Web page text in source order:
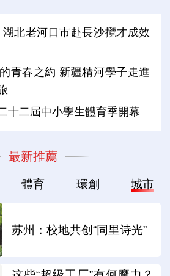
北老河口市赴長沙攬才成效
青春之約 新疆精河學子走進
十二屆中小學生體育季開幕
最新推薦
體育 環創 城市
苏州：校地共创“同里诗光”